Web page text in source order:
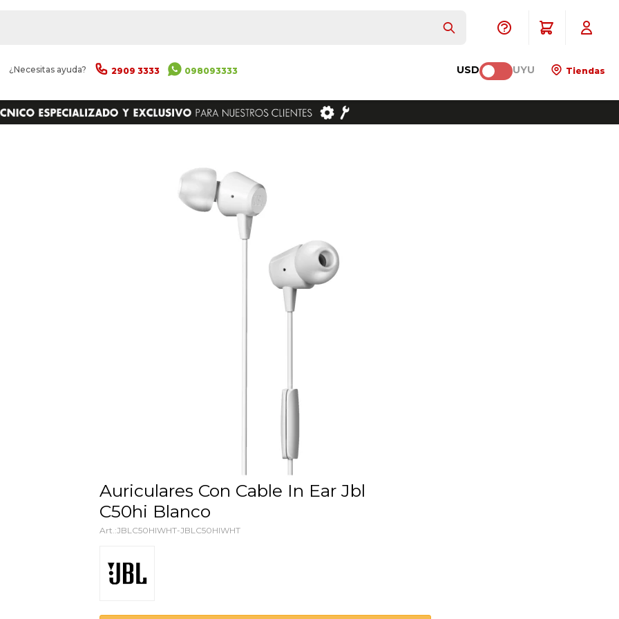
¿Necesitas ayuda? 2909 3333 098093333 USD UYU Tiendas
Auriculares Con Cable In Ear Jbl
C50hi Blanco
JBLC50HIWHT-JBLC50HIWHT